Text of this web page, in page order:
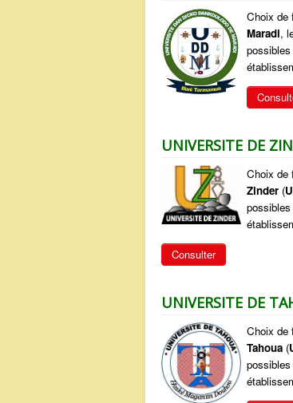
Choix de
Maradi,
UNIVERSITE DE
Choix de
Zinder (
Consulter
UNIVERSITE DE
Choix de
Tahoua (